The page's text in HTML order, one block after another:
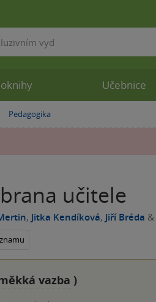
»Pedagogika
učitele
, Jitka Kendíková, Jiří Bréda &
vazba )
Učebnice